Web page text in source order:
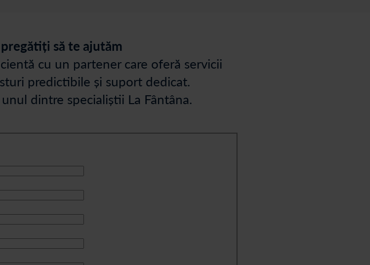
să te ajutăm
cu un partener care oferă servicii
predictibile și suport dedicat.
dintre specialiștii La Fântâna.